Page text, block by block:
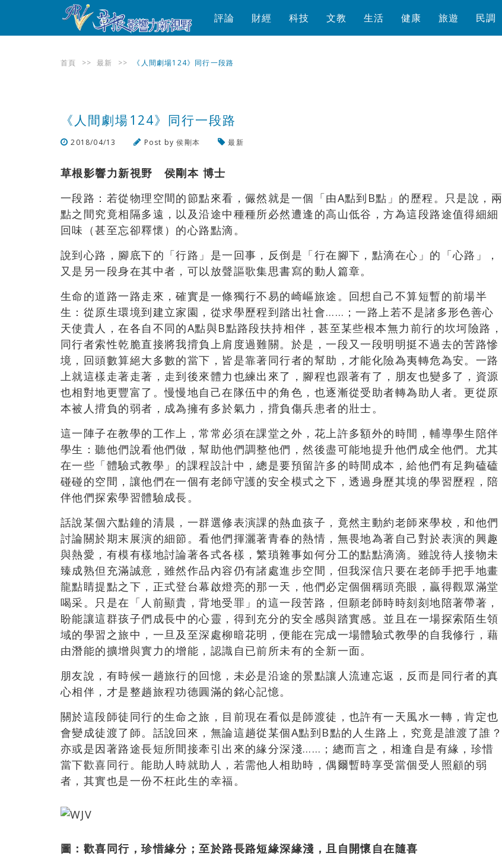
評論 財經 科技 文教 生活 健康 旅遊 民調
首頁 >> 最新 >> 《人間劇場124》同行一段路
《人間劇場124》同行一段路
2018/04/13 Post by侯剛本 最新
草根影響力新視野 侯剛本 博士
一段路：若從物理空間的節點來看，儼然就是一個「由A點到B點」的歷程。只是說，兩
點之間究竟相隔多遠，以及沿途中種種所必然遭逢的高山低谷，方為這段路途值得細細
回味（甚至忘卻釋懷）的心路點滴。
說到心路，腳底下的「行路」是一回事，反倒是「行在腳下，點滴在心」的「心路」，
又是另一段身在其中者，可以放聲謳歌集思書寫的動人篇章。
生命的道路一路走來，確實是一條獨行不易的崎嶇旅途。回想自己不算短暫的前場半
生：從原生環境到建立家園，從求學歷程到踏出社會……；一路上若不是諸多形色善心
天使貴人，在各自不同的A點與B點路段扶持相伴，甚至某些根本無力前行的坎坷險路，
同行者索性乾脆直接將我揹負上肩度過難關。於是，一段又一段明明挺不過去的苦路慘
境，回頭數算絕大多數的當下，皆是靠著同行者的幫助，才能化險為夷轉危為安。一路
上就這樣走著走著，走到後來體力也練出來了，腳程也跟著有了，朋友也變多了，資源
也相對地更豐富了。慢慢地自己在隊伍中的角色，也逐漸從受助者轉為助人者。更從原
本被人揹負的弱者，成為擁有多於氣力，揹負傷兵患者的壯士。
這一陣子在教學的工作上，常常必須在課堂之外，花上許多額外的時間，輔導學生陪伴
學生：聽他們說看他們做，幫助他們調整他們，然後盡可能地提升他們成全他們。尤其
在一些「體驗式教學」的課程設計中，總是要預留許多的時間成本，給他們有足夠磕磕
碰碰的空間，讓他們在一個有老師守護的安全模式之下，透過身歷其境的學習歷程，陪
伴他們探索學習體驗成長。
話說某個六點鐘的清晨，一群選修表演課的熱血孩子，竟然主動約老師來學校，和他們
討論關於期末展演的細節。看他們揮灑著青春的熱情，無畏地為著自己對於表演的興趣
與熱愛，有模有樣地討論著各式各樣，繁瑣雜事如何分工的點點滴滴。雖說待人接物未
臻成熟但充滿誠意，雖然作品內容仍有諸處進步空間，但我深信只要在老師手把手地畫
龍點睛提點之下，正式登台幕啟燈亮的那一天，他們必定個個稱頭亮眼，贏得觀眾滿堂
喝采。只是在「人前顯貴，背地受罪」的這一段苦路，但願老師時時刻刻地陪著帶著，
盼能讓這群孩子們成長中的心靈，得到充分的安全感與踏實感。並且在一場探索陌生領
域的學習之旅中，一旦及至深處柳暗花明，便能在完成一場體驗式教學的自我修行，藉
由潛能的擴增與實力的增能，認識自已前所未有的全新一面。
朋友說，有時候一趟旅行的回憶，未必是沿途的景點讓人流連忘返，反而是同行者的真
心相伴，才是整趟旅程功德圓滿的銘心記憶。
關於這段師徒同行的生命之旅，目前現在看似是師渡徒，也許有一天風水一轉，肯定也
會變成徒渡了師。話說回來，無論這趟從某個A點到B點的人生路上，究竟是誰渡了誰？
亦或是因著路途長短所間接牽引出來的緣分深淺……；總而言之，相逢自是有緣，珍惜
當下歡喜同行。能助人時就助人，若需他人相助時，偶爾暫時享受當個受人照顧的弱
者，其實也是一份不枉此生的幸福。
圖：歡喜同行，珍惜緣分；至於路長路短緣深緣淺，且自開懷自在隨喜